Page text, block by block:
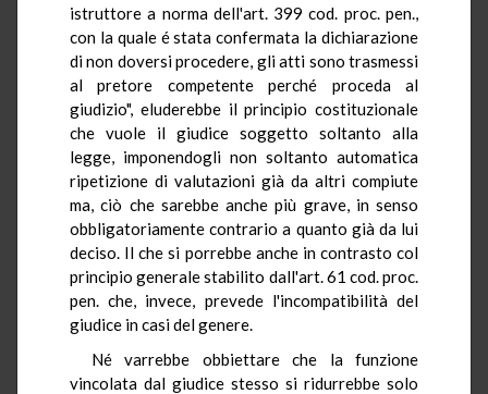
istruttore a norma dell'art. 399 cod. proc. pen.,
con la quale é stata confermata la dichiarazione
di non doversi procedere, gli atti sono trasmessi
al pretore competente perché proceda al
giudizio", eluderebbe il principio costituzionale
che vuole il giudice soggetto soltanto alla
legge, imponendogli non soltanto automatica
ripetizione di valutazioni già da altri compiute
ma, ciò che sarebbe anche più grave, in senso
obbligatoriamente contrario a quanto già da lui
deciso. Il che si porrebbe anche in contrasto col
principio generale stabilito dall'art. 61 cod. proc.
pen. che, invece, prevede l'incompatibilità del
giudice in casi del genere.
Né varrebbe obbiettare che la funzione
vincolata dal giudice stesso si ridurrebbe solo